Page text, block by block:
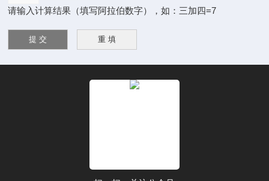
请输入计算结果（填写阿拉伯数字），如：三加四=7